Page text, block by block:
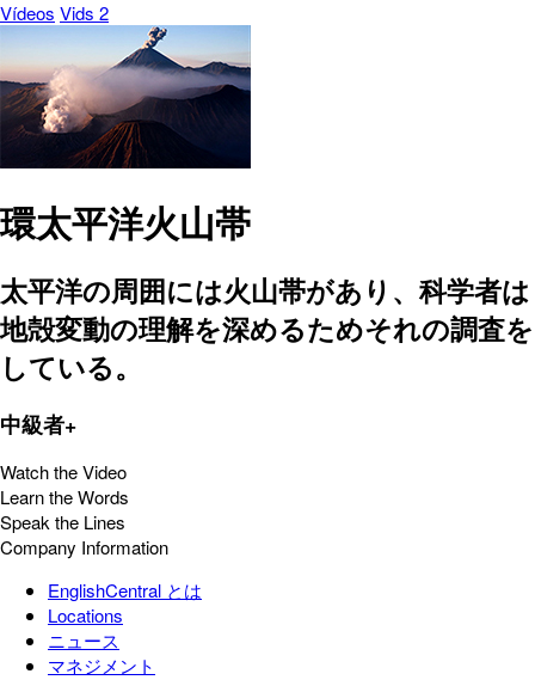
Vídeos Vids 2
環太平洋火山帯
太平洋の周囲には火山帯があり、科学者は
地殻変動の理解を深めるためそれの調査を
している。
中級者+
Watch the Video
Learn the Words
Speak the Lines
Company Information
EnglishCentral とは
Locations
ニュース
マネジメント